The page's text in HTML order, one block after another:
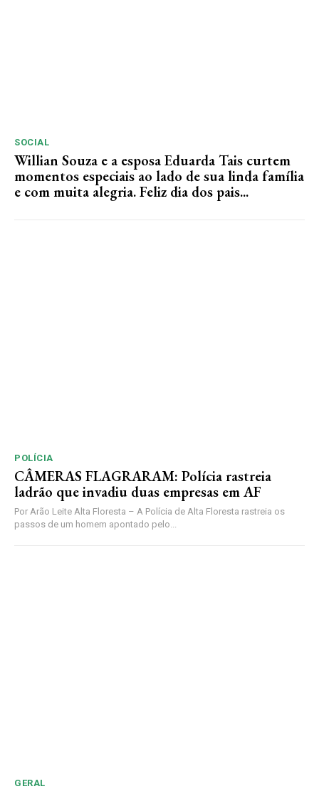
SOCIAL
Willian Souza e a esposa Eduarda Tais curtem
momentos especiais ao lado de sua linda família
e com muita alegria. Feliz dia dos pais...
POLÍCIA
CÂMERAS FLAGRARAM: Polícia rastreia
ladrão que invadiu duas empresas em AF
Por Arão Leite Alta Floresta – A Polícia de Alta Floresta rastreia os
passos de um homem apontado pelo...
GERAL